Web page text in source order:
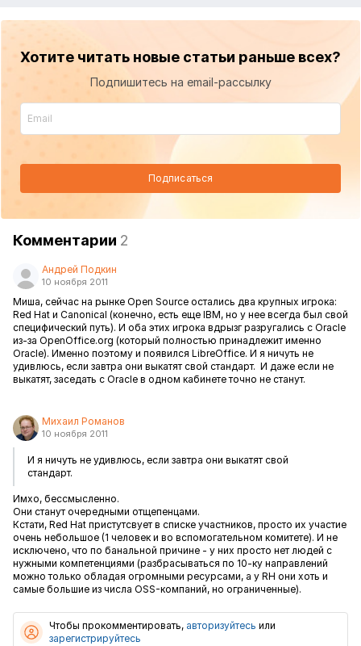
Хотите читать новые статьи раньше всех?
Подпишитесь на email-рассылку
Подписаться
Комментарии 2
Андрей Подкин
10 ноября 2011
Миша, сейчас на рынке Open Source остались два крупных игрока:
Red Hat и Canonical (конечно, есть еще IBM, но у нее всегда был свой
специфический путь). И оба этих игрока вдрызг разругались с Oracle
из-за OpenOffice.org (который полностью принадлежит именно
Oracle). Именно поэтому и появился LibreOffice. И я ничуть не
удивлюсь, если завтра они выкатят свой стандарт. И даже если не
выкатят, заседать с Oracle в одном кабинете точно не станут.
Михаил Романов
10 ноября 2011
И я ничуть не удивлюсь, если завтра они выкатят свой
стандарт.
Имхо, бессмысленно.
Они станут очередными отщепенцами.
Кстати, Red Hat пристутсвует в списке участников, просто их участие
очень небольшое (1 человек и во вспомогательном комитете). И не
исключено, что по банальной причине - у них просто нет людей с
нужными компетенциями (разбрасываться по 10-ку направлений
можно только обладая огромными ресурсами, а у RH они хоть и
самые большие из числа OSS-компаний, но ограниченные).
Чтобы прокомментировать, авторизуйтесь или
зарегистрируйтесь